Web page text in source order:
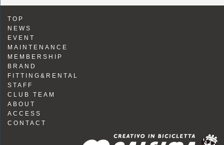
TOP
NEWS
EVENT
MAINTENANCE
MEMBERSHIP
BRAND
FITTING&RENTAL
STAFF
CLUB TEAM
ABOUT
ACCESS
CONTACT